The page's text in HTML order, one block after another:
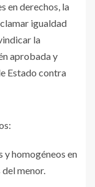
en derechos, la
igualdad
la
aprobada y
Estado contra
y homogéneos en
menor.